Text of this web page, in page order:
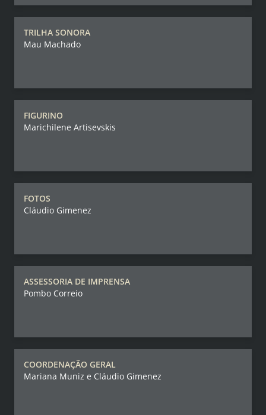
TRILHA SONORA
Mau Machado
FIGURINO
Marichilene Artisevskis
FOTOS
Cláudio Gimenez
ASSESSORIA DE IMPRENSA
Pombo Correio
COORDENAÇÃO GERAL
Mariana Muniz e Cláudio Gimenez